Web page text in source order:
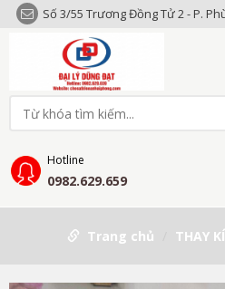
Số 3/55 Trương Đồng Tử 2 - P.
Hotline
0982.629.659
Trang chủ THAY